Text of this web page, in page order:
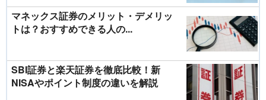
マネックス証券のメリット・デメリッ
トは？おすすめできる人の...
SBI証券と楽天証券を徹底比較！新
NISAやポイント制度の違いを解説